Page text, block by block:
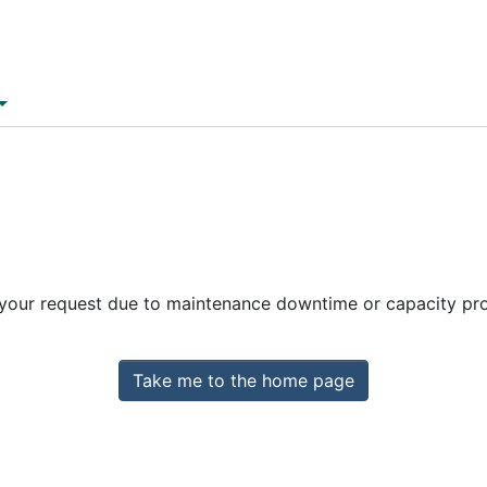
request due to maintenance downtime or capacity
Take me to the home page